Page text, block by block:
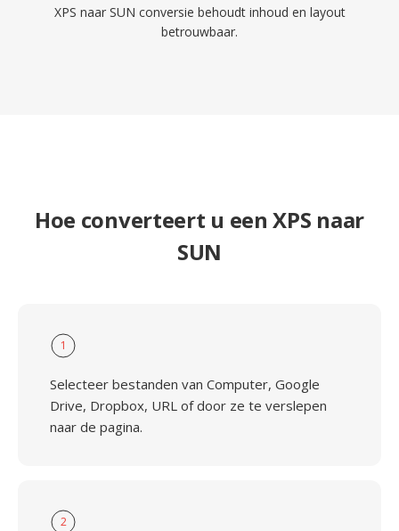
XPS naar SUN conversie behoudt inhoud en layout
betrouwbaar.
Hoe converteert u een XPS naar
SUN
1
Selecteer bestanden van Computer, Google
Drive, Dropbox, URL of door ze te verslepen
naar de pagina.
2